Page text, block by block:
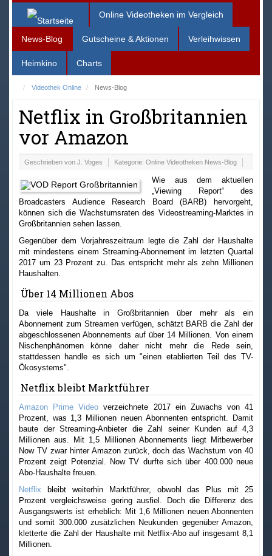
Online Videotheken im Vergleich
News-Blog Gutscheine & Aktionen Verleihwissen
Heimkino Charts
Videothek Online News-Blog
Netflix in Großbritannien
vor Amazon
Geschrieben von J. Voges Kategorie: Online Videotheken News-Blog
Wie aus dem aktuellen
„Viewing Report“ des
Broadcasters Audience Research Board (BARB) hervorgeht,
können sich die Wachstumsraten des Videostreaming-Marktes in
Großbritannien sehen lassen.
Gegenüber dem Vorjahreszeitraum legte die Zahl der Haushalte
mit mindestens einem Streaming-Abonnement im letzten Quartal
2017 um 23 Prozent zu. Das entspricht mehr als zehn Millionen
Haushalten.
Über 14 Millionen Abos
Da viele Haushalte in Großbritannien über mehr als ein
Abonnement zum Streamen verfügen, schätzt BARB die Zahl der
abgeschlossenen Abonnements auf über 14 Millionen. Von einem
Nischenphänomen könne daher nicht mehr die Rede sein,
stattdessen handle es sich um "einen etablierten Teil des TV-
Ökosystems".
Netflix bleibt Marktführer
Amazon Prime Video verzeichnete 2017 ein Zuwachs von 41
Prozent, was 1,3 Millionen neuen Abonnenten entspricht. Damit
baute der Streaming-Anbieter die Zahl seiner Kunden auf 4,3
Millionen aus. Mit 1,5 Millionen Abonnements liegt Mitbewerber
Now TV zwar hinter Amazon zurück, doch das Wachstum von 40
Prozent zeigt Potenzial. Now TV durfte sich über 400.000 neue
Abo-Haushalte freuen.
Netflix bleibt weiterhin Marktführer, obwohl das Plus mit 25
Prozent vergleichsweise gering ausfiel. Doch die Differenz des
Ausgangswerts ist erheblich: Mit 1,6 Millionen neuen Abonnenten
und somit 300.000 zusätzlichen Neukunden gegenüber Amazon,
kletterte die Zahl der Haushalte mit Netflix-Abo auf insgesamt 8,1
Millionen.